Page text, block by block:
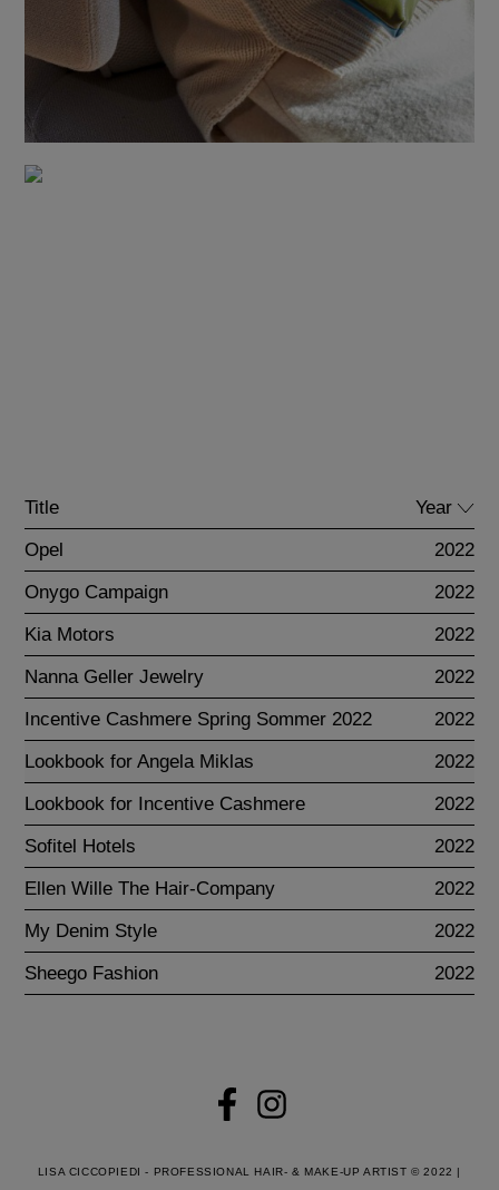
Title
Year
Opel
2022
Onygo Campaign
2022
Kia Motors
2022
Nanna Geller Jewelry
2022
Incentive Cashmere Spring Sommer 2022
2022
Lookbook for Angela Miklas
2022
Lookbook for Incentive Cashmere
2022
Sofitel Hotels
2022
Ellen Wille The Hair-Company
2022
My Denim Style
2022
Sheego Fashion
2022
LISA CICCOPIEDI - PROFESSIONAL HAIR- & MAKE-UP ARTIST © 2022 |